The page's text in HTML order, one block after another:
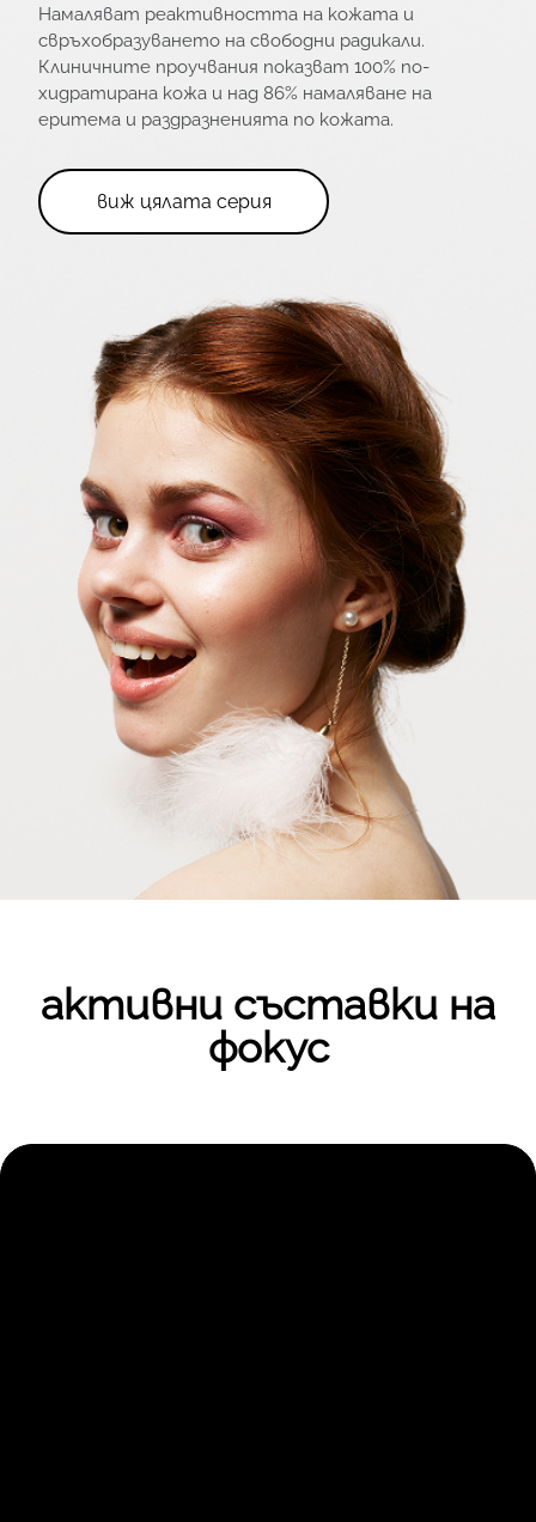
Намаляват реактивността на кожата и
свръхобразуването на свободни радикали.
Клиничните проучвания показват 100% по-
хидратирана кожа и над 86% намаляване на
еритема и раздразненията по кожата.
виж цялата серия
активни съставки на
фокус